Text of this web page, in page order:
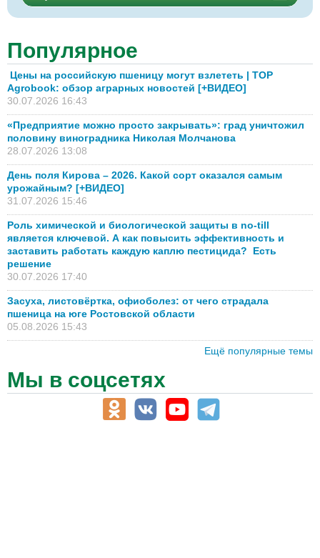
Популярное
Цены на российскую пшеницу могут взлететь | TOP
Agrobook: обзор аграрных новостей [+ВИДЕО]
30.07.2026 16:43
«Предприятие можно просто закрывать»: град уничтожил
половину виноградника Николая Молчанова
28.07.2026 13:08
День поля Кирова – 2026. Какой сорт оказался самым
урожайным? [+ВИДЕО]
31.07.2026 15:46
Роль химической и биологической защиты в no-till
является ключевой. А как повысить эффективность и
заставить работать каждую каплю пестицида? Есть
решение
30.07.2026 17:40
Засуха, листовёртка, офиоболез: от чего страдала
пшеница на юге Ростовской области
05.08.2026 15:43
Ещё популярные темы
Мы в соцсетях